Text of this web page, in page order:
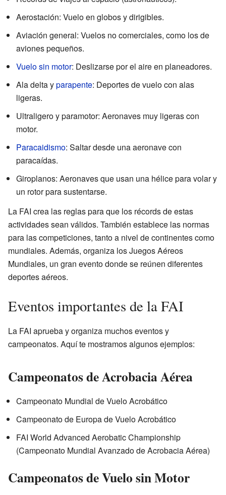
Aerostación: Vuelo en globos y dirigibles.
Aviación general: Vuelos no comerciales, como los de
aviones pequeños.
Vuelo sin motor: Deslizarse por el aire en planeadores.
Ala delta yparapente: Deportes de vuelo con alas
ligeras.
Ultraligero y paramotor: Aeronaves muy ligeras con
motor.
Paracaidismo: Saltar desde una aeronave con
paracaídas.
Giroplanos: Aeronaves que usan una hélice para volar y
un rotor para sustentarse.
La FAI crea las reglas para que los récords de estas
actividades sean válidos. También establece las normas
para las competiciones, tanto a nivel de continentes como
mundiales. Además, organiza los Juegos Aéreos
Mundiales, un gran evento donde se reúnen diferentes
deportes aéreos.
Eventos importantes de la FAI
La FAI aprueba y organiza muchos eventos y
campeonatos. Aquí te mostramos algunos ejemplos:
Campeonatos de Acrobacia Aérea
Campeonato Mundial de Vuelo Acrobático
Campeonato de Europa de Vuelo Acrobático
FAI World Advanced Aerobatic Championship
(Campeonato Mundial Avanzado de Acrobacia Aérea)
Campeonatos de Vuelo sin Motor